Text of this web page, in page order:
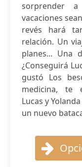
sorprender
vacaciones
revés hará
relación. Un
planes... Una
¿Conseguirá
gustó Los
medicina, te
Lucas y
un nuevo